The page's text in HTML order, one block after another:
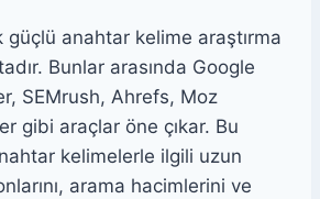
güçlü anahtar kelime araştırma
Bunlar arasında Google
SEMrush, Ahrefs, Moz
gibi araçlar öne çıkar. Bu
kelimelerle ilgili uzun
arama hacimlerini ve